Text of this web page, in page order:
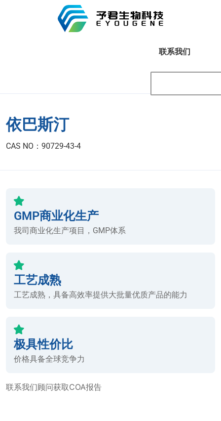
联系我们
依巴斯汀
CAS NO：90729-43-4
GMP商业化生产
我司商业化生产项目，GMP体系
工艺成熟
工艺成熟，具备高效率提供大批量优质产品的能力
极具性价比
价格具备全球竞争力
联系我们顾问获取COA报告